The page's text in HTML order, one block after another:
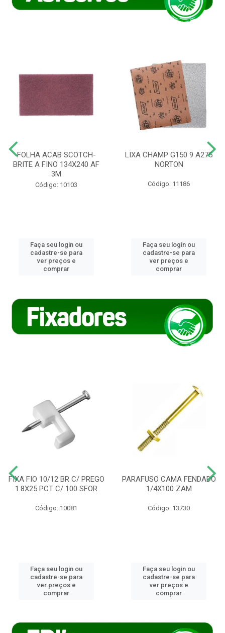
FOLHA ACAB SCOTCH-
BRITE A FINO 134X240 AF
3M
Código: 10103
Faça seu login ou
cadastre-se para
ver preços e
comprar
LIXA CHAMP G150 9 A275
NORTON
Código: 11186
Faça seu login ou
cadastre-se para
ver preços e
comprar
FIXA FIO 10/12 BR C/ PREGO
1.8X25 PCT C/ 100 SFOR
Código: 10081
Faça seu login ou
cadastre-se para
ver preços e
comprar
PARAFUSO CAMA FENDADO
1/4X100 ZAM
Código: 13730
Faça seu login ou
cadastre-se para
ver preços e
comprar